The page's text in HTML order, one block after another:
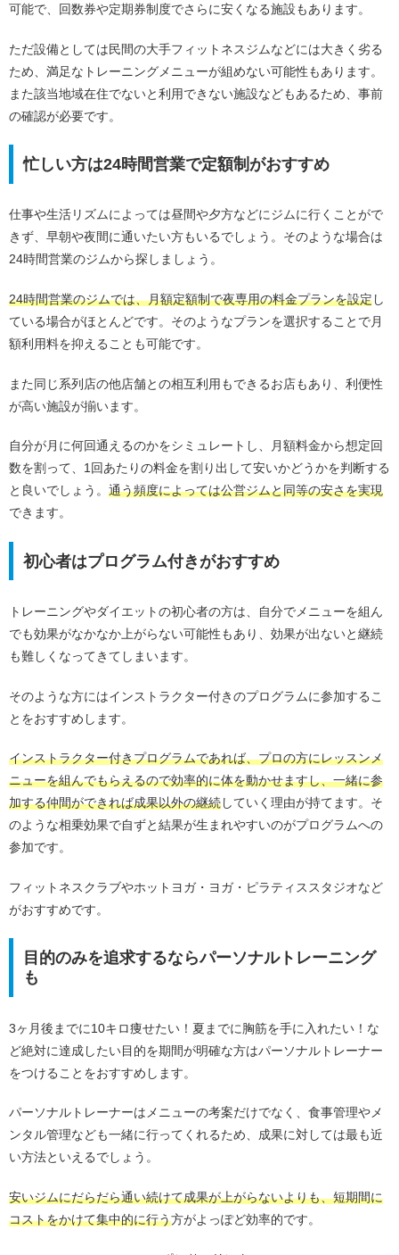
可能で、回数券や定期券制度でさらに安くなる施設もあります。
ただ設備としては民間の大手フィットネスジムなどには大きく劣る
ため、満足なトレーニングメニューが組めない可能性もあります。
また該当地域在住でないと利用できない施設などもあるため、事前
の確認が必要です。
忙しい方は24時間営業で定額制がおすすめ
仕事や生活リズムによっては昼間や夕方などにジムに行くことがで
きず、早朝や夜間に通いたい方もいるでしょう。そのような場合は
24時間営業のジムから探しましょう。
24時間営業のジムでは、月額定額制で夜専用の料金プランを設定し
ている場合がほとんどです。そのようなプランを選択することで月
額利用料を抑えることも可能です。
また同じ系列店の他店舗との相互利用もできるお店もあり、利便性
が高い施設が揃います。
自分が月に何回通えるのかをシミュレートし、月額料金から想定回
数を割って、1回あたりの料金を割り出して安いかどうかを判断する
と良いでしょう。 通う頻度によっては公営ジムと同等の安さを実現
できます。
初心者はプログラム付きがおすすめ
トレーニングやダイエットの初心者の方は、自分でメニューを組ん
でも効果がなかなか上がらない可能性もあり、効果が出ないと継続
も難しくなってきてしまいます。
そのような方にはインストラクター付きのプログラムに参加するこ
とをおすすめします。
インストラクター付きプログラムであれば、プロの方にレッスンメ
ニューを組んでもらえるので効率的に体を動かせますし、一緒に参
加する仲間ができれば成果以外の継続していく理由が持てます。そ
のような相乗効果で自ずと結果が生まれやすいのがプログラムへの
参加です。
フィットネスクラブやホットヨガ・ヨガ・ピラティススタジオなど
がおすすめです。
目的のみを追求するならパーソナルトレーニング
も
3ヶ月後までに10キロ痩せたい！夏までに胸筋を手に入れたい！な
ど絶対に達成したい目的を期間が明確な方はパーソナルトレーナー
をつけることをおすすめします。
パーソナルトレーナーはメニューの考案だけでなく、食事管理やメ
ンタル管理なども一緒に行ってくれるため、成果に対しては最も近
い方法といえるでしょう。
安いジムにだらだら通い続けて成果が上がらないよりも、短期間に
コストをかけて集中的に行う方がよっぽど効率的です。